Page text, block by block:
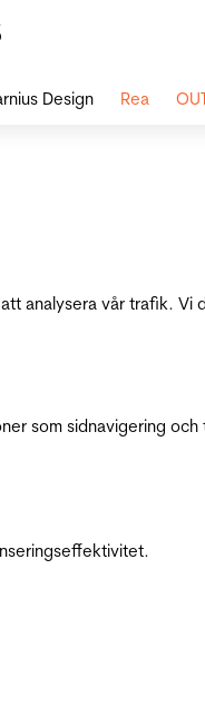
analysera vår trafik.
som sidnavigering
Design Rea